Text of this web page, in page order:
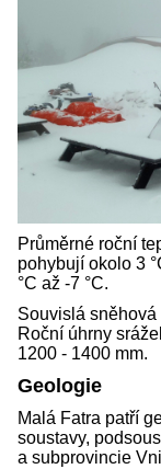
Průměrné roční
pohybují okolo 3
°C až -7 °C.
Souvislá sněhová
Roční úhrny
1200 - 1400 mm.
Geologie
Malá Fatra patří
soustavy,
a subprovincie